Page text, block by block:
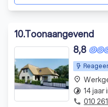
10.Toonaangevend
8,8
place
timelapse 14 jaar
phone 010